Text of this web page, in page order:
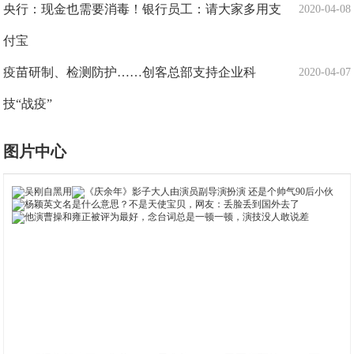
2020-04-08
央行：现金也需要消毒！银行员工：请大家多用支
付宝
2020-04-07
疫苗研制、检测防护……创客总部支持企业科
技“战疫”
图片中心